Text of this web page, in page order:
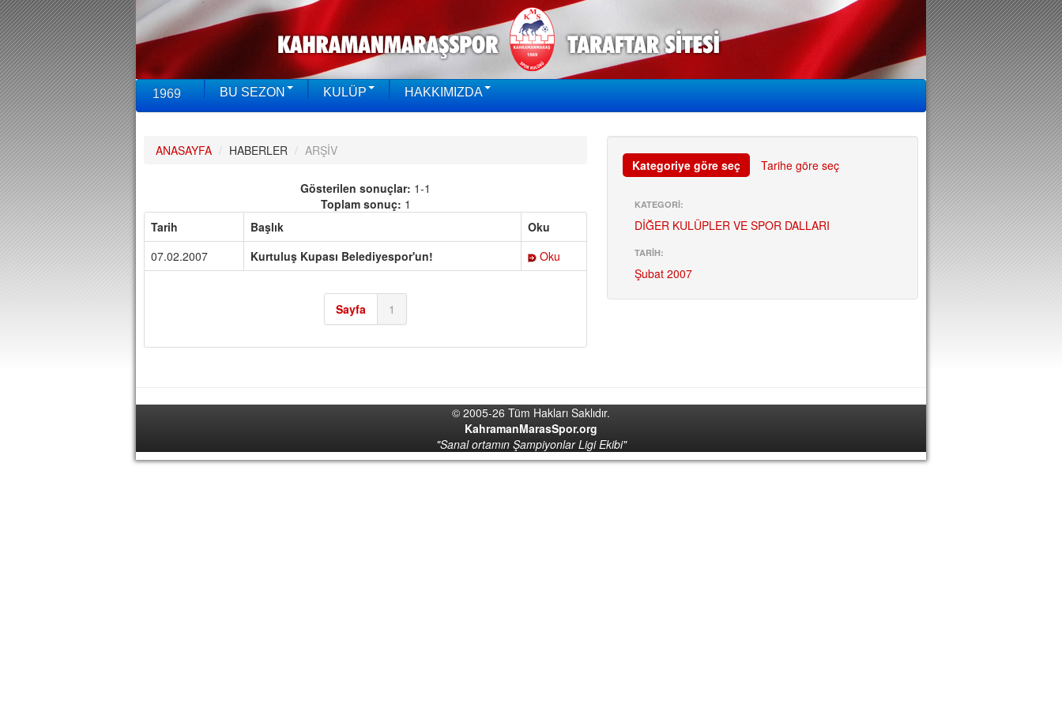
1969 BU SEZON KULÜP HAKKIMIZDA
ANASAYFA / HABERLER / ARŞİV
Gösterilen sonuçlar: 1-1
Toplam sonuç: 1
Tarih
Başlık Oku
Sayfa 1
07.02.2007 Kurtuluş Kupası Belediyespor'un! Oku
Kategoriye göre seç Tarihe göre seç
KATEGORİ:
DİĞER KULÜPLER VE SPOR DALLARI
TARİH:
Şubat 2007
© 2005-26 Tüm Hakları Saklıdır.
KahramanMarasSpor.org
"Sanal ortamın Şampiyonlar Ligi Ekibi"